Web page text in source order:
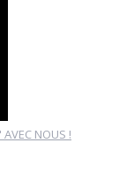
NOUS !